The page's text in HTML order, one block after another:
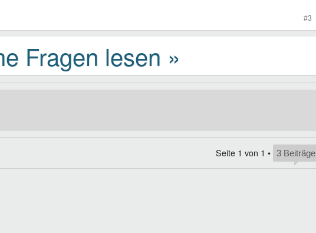
#3
Seite 1 von 1 • 3 Beiträge